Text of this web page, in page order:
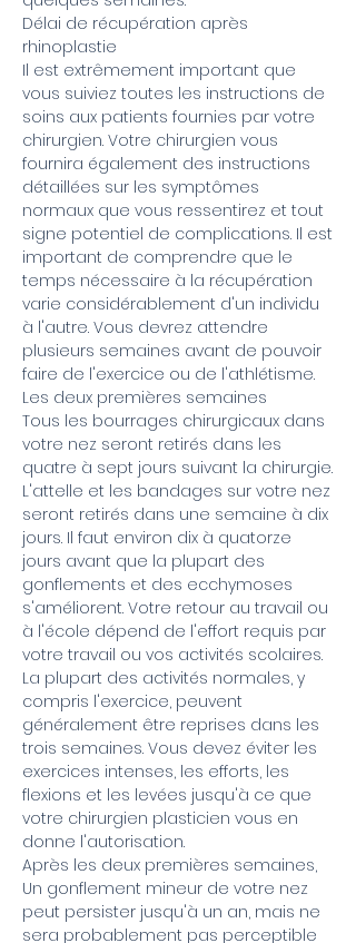
Délai de récupération après
rhinoplastie
Il est extrêmement important que
vous suiviez toutes les instructions de
soins aux patients fournies par votre
chirurgien. Votre chirurgien vous
fournira également des instructions
détaillées sur les symptômes
normaux que vous ressentirez et tout
signe potentiel de complications. Il est
important de comprendre que le
temps nécessaire à la récupération
varie considérablement d'un individu
à l'autre. Vous devrez attendre
plusieurs semaines avant de pouvoir
faire de l'exercice ou de l'athlétisme.
Les deux premières semaines
Tous les bourrages chirurgicaux dans
votre nez seront retirés dans les
quatre à sept jours suivant la chirurgie.
L'attelle et les bandages sur votre nez
seront retirés dans une semaine à dix
jours. Il faut environ dix à quatorze
jours avant que la plupart des
gonflements et des ecchymoses
s'améliorent. Votre retour au travail ou
à l'école dépend de l'effort requis par
votre travail ou vos activités scolaires.
La plupart des activités normales, y
compris l'exercice, peuvent
généralement être reprises dans les
trois semaines. Vous devez éviter les
exercices intenses, les efforts, les
flexions et les levées jusqu'à ce que
votre chirurgien plasticien vous en
donne l'autorisation.
Après les deux premières semaines,
Un gonflement mineur de votre nez
peut persister jusqu'à un an, mais ne
sera probablement pas perceptible